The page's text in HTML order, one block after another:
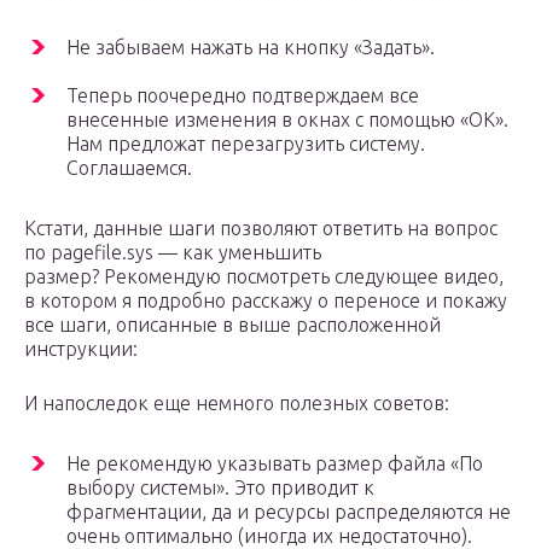
Не забываем нажать на кнопку «Задать».
Теперь поочередно подтверждаем все
внесенные изменения в окнах с помощью «ОК».
Нам предложат перезагрузить систему.
Соглашаемся.
Кстати, данные шаги позволяют ответить на вопрос
по pagefile.sys — как уменьшить
размер? Рекомендую посмотреть следующее видео,
в котором я подробно расскажу о переносе и покажу
все шаги, описанные в выше расположенной
инструкции:
И напоследок еще немного полезных советов:
Не рекомендую указывать размер файла «По
выбору системы». Это приводит к
фрагментации, да и ресурсы распределяются не
очень оптимально (иногда их недостаточно).